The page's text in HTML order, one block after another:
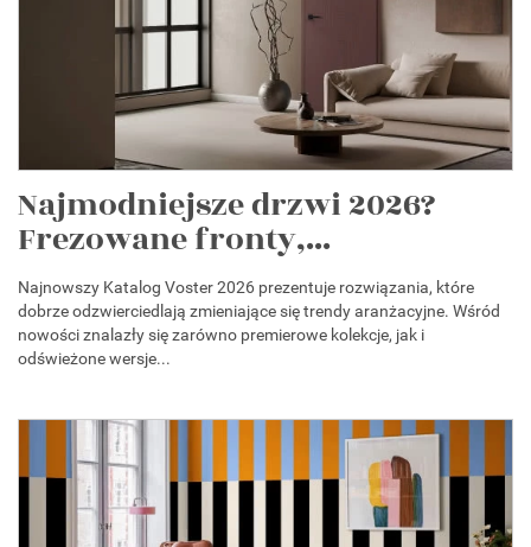
Najmodniejsze drzwi 2026?
Frezowane fronty,...
Najnowszy Katalog Voster 2026 prezentuje rozwiązania, które
dobrze odzwierciedlają zmieniające się trendy aranżacyjne. Wśród
nowości znalazły się zarówno premierowe kolekcje, jak i
odświeżone wersje...